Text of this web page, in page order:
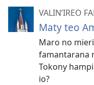
VALIN’IREO
Maty teo
Maro no
famantarana
Tokony
io?